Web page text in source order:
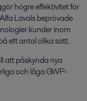
högre effektivitet för
Lavals beprövade
kunder inom
ett antal olika sätt.
att påskynda nya
och låga GWP-